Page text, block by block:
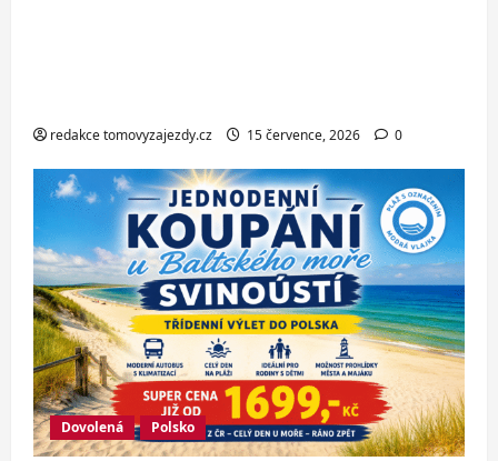
redakce tomovyzajezdy.cz 15 července, 2026 0
Dovolená Polsko